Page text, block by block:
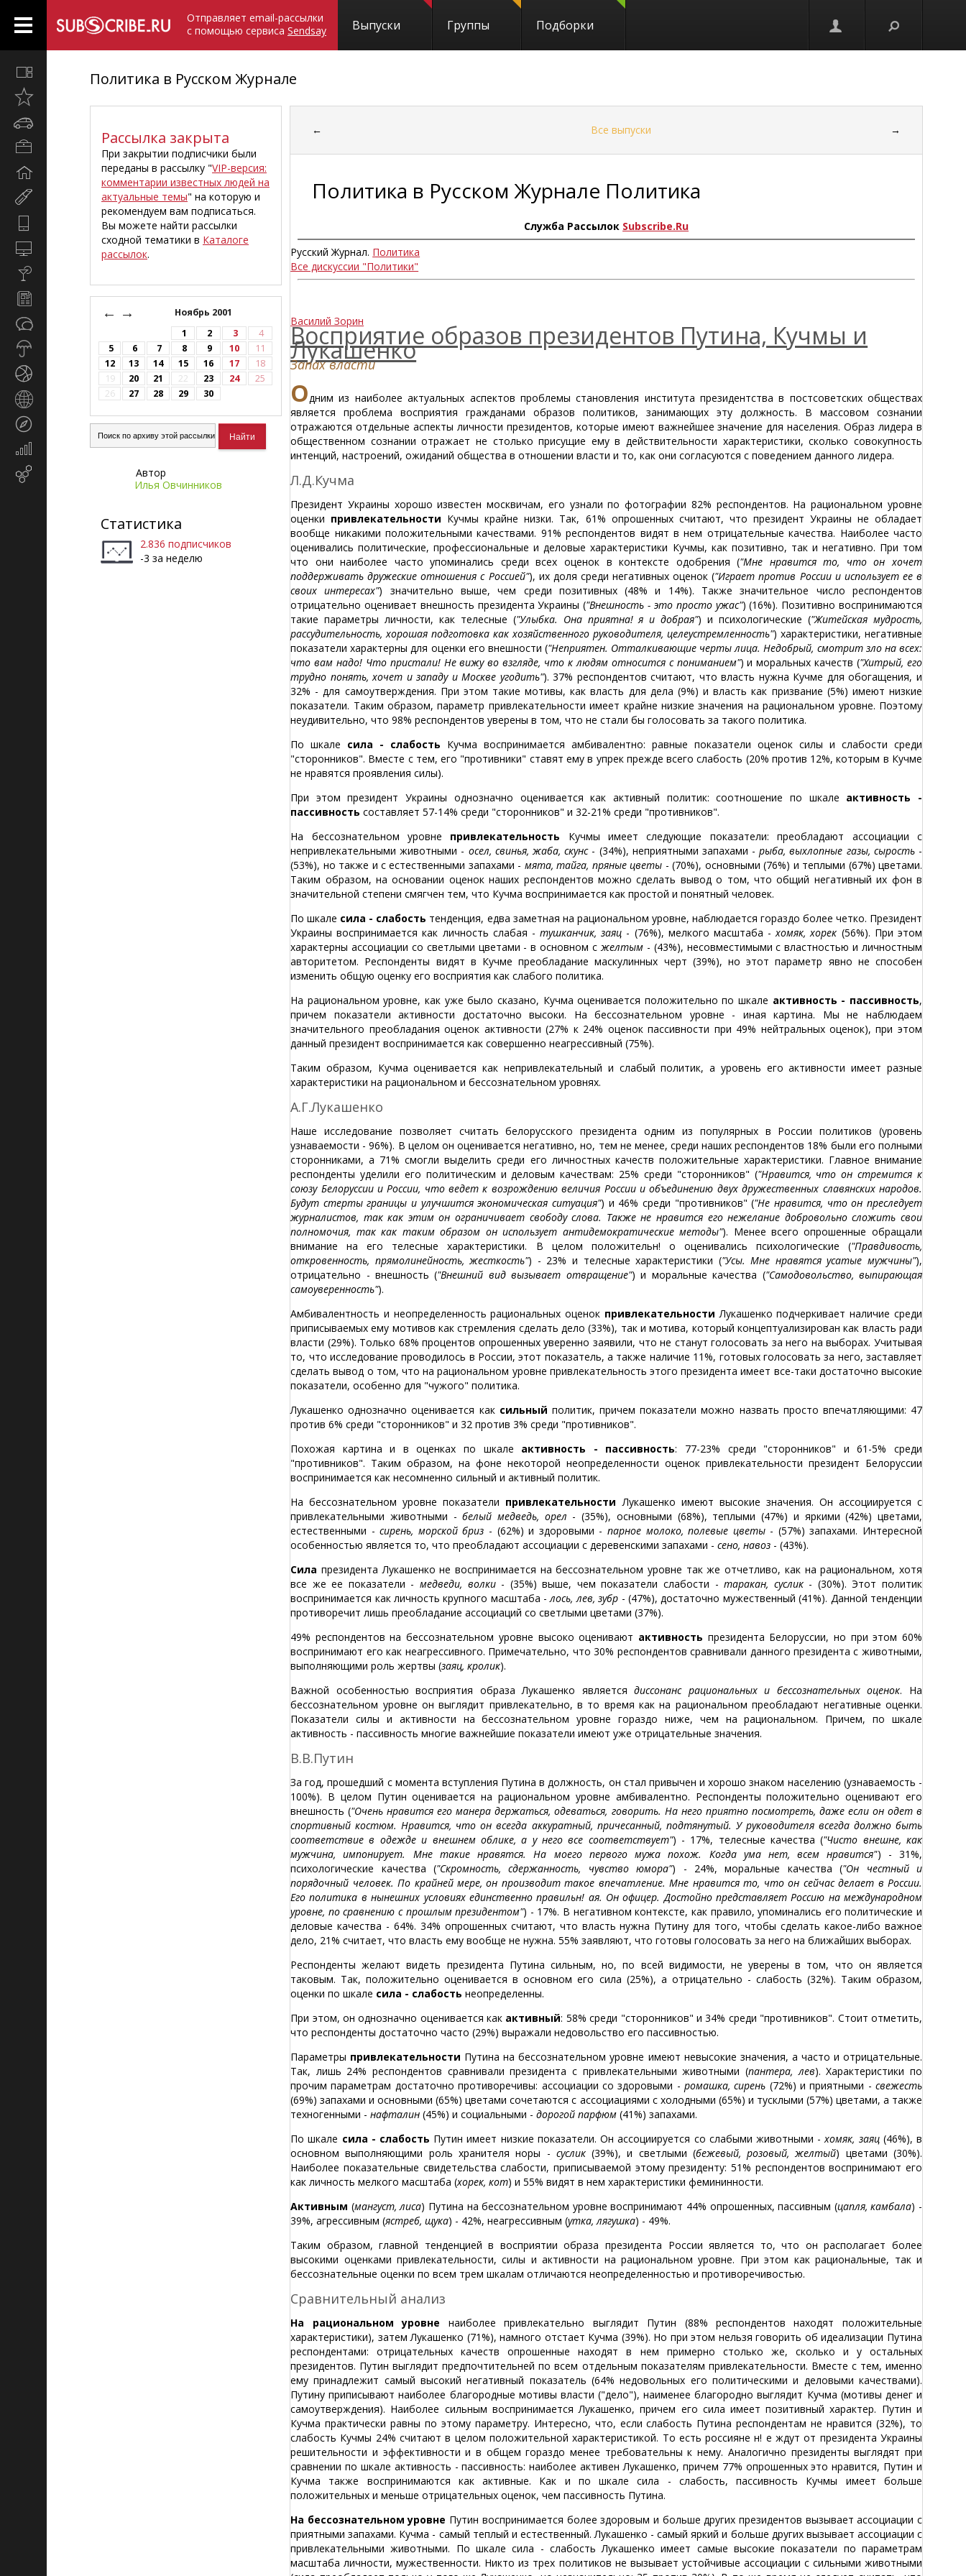
Отправляет email-рассылки
с помощью сервиса Sendsay Выпуски Группы Подборки
недавно
Компьютеры
Новости
регионы
Экономика
Политика в Русском Журнале
Рассылка закрыта
При закрытии подписчики были
переданы в рассылку "VIP-версия:
комментарии известных людей на
актуальные темы" на которую и
рекомендуем вам подписаться.
Вы можете найти рассылки
сходной тематики в Каталоге
рассылок.
← Ноябрь 2001
→
1 2 3
4
5
6 7 8 9 10
11
12
13 14 15 16 17
18
19
20 21 22 23 24
25
26
27 28 29 30
Автор
Илья Овчинников
Статистика
2.836 подписчиков
-3 за неделю
← Все выпуски →
Политика в Русском Журнале Политика
Служба Рассылок Subscribe.Ru
Русский Журнал. Политика
Все дискуссии "Политики"
Василий Зорин
Восприятие образов президентов Путина, Кучмы и
Лукашенко
Запах власти
Одним из наиболее актуальных аспектов проблемы становления института президентства в постсоветских обществах
является проблема восприятия гражданами образов политиков, занимающих эту должность. В массовом сознании
отражаются отдельные аспекты личности президентов, которые имеют важнейшее значение для населения. Образ лидера в
общественном сознании отражает не столько присущие ему в действительности характеристики, сколько совокупность
интенций, настроений, ожиданий общества в отношении власти и то, как они согласуются с поведением данного лидера.
Л.Д.Кучма
Президент Украины хорошо известен москвичам, его узнали по фотографии 82% респондентов. На рациональном уровне
оценки привлекательности Кучмы крайне низки. Так, 61% опрошенных считают, что президент Украины не обладает
вообще никакими положительными качествами. 91% респондентов видят в нем отрицательные качества. Наиболее часто
оценивались политические, профессиональные и деловые характеристики Кучмы, как позитивно, так и негативно. При том
что они наиболее часто упоминались среди всех оценок в контексте одобрения ("Мне нравится то, что он хочет
поддерживать дружеские отношения с Россией"), их доля среди негативных оценок ("Играет против России и использует ее в
своих интересах") значительно выше, чем среди позитивных (48% и 14%). Также значительное число респондентов
отрицательно оценивает внешность президента Украины ("Внешность - это просто ужас") (16%). Позитивно воспринимаются
такие параметры личности, как телесные ("Улыбка. Она приятна! я и добрая") и психологические ("Житейская мудрость,
рассудительность, хорошая подготовка как хозяйственного руководителя, целеустремленность") характеристики, негативные
показатели характерны для оценки его внешности ("Неприятен. Отталкивающие черты лица. Недобрый, смотрит зло на всех:
что вам надо! Что пристали! Не вижу во взгляде, что к людям относится с пониманием") и моральных качеств ("Хитрый, его
трудно понять, хочет и западу и Москве угодить"). 37% респондентов считают, что власть нужна Кучме для обогащения, и
32% - для самоутверждения. При этом такие мотивы, как власть для дела (9%) и власть как призвание (5%) имеют низкие
показатели. Таким образом, параметр привлекательности имеет крайне низкие значения на рациональном уровне. Поэтому
неудивительно, что 98% респондентов уверены в том, что не стали бы голосовать за такого политика.
По шкале сила - слабость Кучма воспринимается амбивалентно: равные показатели оценок силы и слабости среди
"сторонников". Вместе с тем, его "противники" ставят ему в упрек прежде всего слабость (20% против 12%, которым в Кучме
не нравятся проявления силы).
При этом президент Украины однозначно оценивается как активный политик: соотношение по шкале активность -
пассивность составляет 57-14% среди "сторонников" и 32-21% среди "противников".
На бессознательном уровне привлекательность Кучмы имеет следующие показатели: преобладают ассоциации с
непривлекательными животными - осел, свинья, жаба, скунс- (34%), неприятными запахами -рыба, выхлопные газы, сырость-
(53%), но также и с естественными запахами - мята, тайга, пряные цветы - (70%), основными (76%) и теплыми (67%) цветами.
Таким образом, на основании оценок наших респондентов можно сделать вывод о том, что общий негативный их фон в
значительной степени смягчен тем, что Кучма воспринимается как простой и понятный человек.
По шкале сила - слабость тенденция, едва заметная на рациональном уровне, наблюдается гораздо более четко. Президент
Украины воспринимается как личность слабая -тушканчик, заяц - (76%), мелкого масштаба -хомяк, хорек (56%). При этом
характерны ассоциации со светлыми цветами - в основном сжелтым- (43%), несовместимыми с властностью и личностным
авторитетом. Респонденты видят в Кучме преобладание маскулинных черт (39%), но этот параметр явно не способен
изменить общую оценку его восприятия как слабого политика.
На рациональном уровне, как уже было сказано, Кучма оценивается положительно по шкале активность - пассивность,
причем показатели активности достаточно высоки. На бессознательном уровне - иная картина. Мы не наблюдаем
значительного преобладания оценок активности (27% к 24% оценок пассивности при 49% нейтральных оценок), при этом
данный президент воспринимается как совершенно неагрессивный (75%).
Таким образом, Кучма оценивается как непривлекательный и слабый политик, а уровень его активности имеет разные
характеристики на рациональном и бессознательном уровнях.
А.Г.Лукашенко
Наше исследование позволяет считать белорусского президента одним из популярных в России политиков (уровень
узнаваемости - 96%). В целом он оценивается негативно, но, тем не менее, среди наших респондентов 18% были его полными
сторонниками, а 71% смогли выделить среди его личностных качеств положительные характеристики. Главное внимание
респонденты уделили его политическим и деловым качествам: 25% среди "сторонников" ("Нравится, что он стремится к
союзу Белоруссии и России, что ведет к возрождению величия России и объединению двух дружественных славянских народов.
Будут стерты границы и улучшится экономическая ситуация") и 46% среди "противников" ("Не нравится, что он преследует
журналистов, так как этим он ограничивает свободу слова. Также не нравится его нежелание добровольно сложить свои
полномочия, так как таким образом он использует антидемократические методы"). Менее всего опрошенные обращали
внимание на его телесные характеристики. В целом положительн! о оценивались психологические ("Правдивость,
откровенность, прямолинейность, жесткость") - 23% и телесные характеристики ("Усы. Мне нравятся усатые мужчины"),
отрицательно - внешность ("Внешний вид вызывает отвращение") и моральные качества ("Самодовольство, выпирающая
самоуверенность").
Амбивалентность и неопределенность рациональных оценок привлекательности Лукашенко подчеркивает наличие среди
приписываемых ему мотивов как стремления сделать дело (33%), так и мотива, который концептуализирован как власть ради
власти (29%). Только 68% процентов опрошенных уверенно заявили, что не станут голосовать за него на выборах. Учитывая
то, что исследование проводилось в России, этот показатель, а также наличие 11%, готовых голосовать за него, заставляет
сделать вывод о том, что на рациональном уровне привлекательность этого президента имеет все-таки достаточно высокие
показатели, особенно для "чужого" политика.
Лукашенко однозначно оценивается как сильный политик, причем показатели можно назвать просто впечатляющими: 47
против 6% среди "сторонников" и 32 против 3% среди "противников".
Похожая картина и в оценках по шкале активность - пассивность: 77-23% среди "сторонников" и 61-5% среди
"противников". Таким образом, на фоне некоторой неопределенности оценок привлекательности президент Белоруссии
воспринимается как несомненно сильный и активный политик.
На бессознательном уровне показатели привлекательности Лукашенко имеют высокие значения. Он ассоциируется с
привлекательными животными -белый медведь, орел - (35%), основными (68%), теплыми (47%) и яркими (42%) цветами,
естественными -сирень, морской бриз - (62%) и здоровыми - парное молоко, полевые цветы- (57%) запахами. Интересной
особенностью является то, что преобладают ассоциации с деревенскими запахами -сено, навоз - (43%).
Сила президента Лукашенко не воспринимается на бессознательном уровне так же отчетливо, как на рациональном, хотя
все же ее показатели - медведи, волки- (35%) выше, чем показатели слабости -таракан, суслик- (30%). Этот политик
воспринимается как личность крупного масштаба -лось, лев, зубр - (47%), достаточно мужественный (41%). Данной тенденции
противоречит лишь преобладание ассоциаций со светлыми цветами (37%).
49% респондентов на бессознательном уровне высоко оценивают активность президента Белоруссии, но при этом 60%
воспринимают его как неагрессивного. Примечательно, что 30% респондентов сравнивали данного президента с животными,
выполняющими роль жертвы (заяц, кролик).
Важной особенностью восприятия образа Лукашенко являетсядиссонанс рациональных и бессознательных оценок. На
бессознательном уровне он выглядит привлекательно, в то время как на рациональном преобладают негативные оценки.
Показатели силы и активности на бессознательном уровне гораздо ниже, чем на рациональном. Причем, по шкале
активность - пассивность многие важнейшие показатели имеют уже отрицательные значения.
В.В.Путин
За год, прошедший с момента вступления Путина в должность, он стал привычен и хорошо знаком населению (узнаваемость -
100%). В целом Путин оценивается на рациональном уровне амбивалентно. Респонденты положительно оценивают его
внешность ("Очень нравится его манера держаться, одеваться, говорить. На него приятно посмотреть, даже если он одет в
спортивный костюм. Нравится, что он всегда аккуратный, причесанный, подтянутый. У руководителя всегда должно быть
соответствие в одежде и внешнем облике, а у него все соответствует") - 17%, телесные качества ("Чисто внешне, как
мужчина, импонирует. Мне такие нравятся. На моего первого мужа похож. Когда ума нет, всем нравится") - 31%,
психологические качества ("Скромность, сдержанность, чувство юмора") - 24%, моральные качества ("Он честный и
порядочный человек. По крайней мере, он производит такое впечатление. Мне нравится то, что он сейчас делает в России.
Его политика в нынешних условиях единственно правильн! ая. Он офицер. Достойно представляет Россию на международном
уровне, по сравнению с прошлым президентом") - 17%. В негативном контексте, как правило, упоминались его политические и
деловые качества - 64%. 34% опрошенных считают, что власть нужна Путину для того, чтобы сделать какое-либо важное
дело, 21% считает, что власть ему вообще не нужна. 55% заявляют, что готовы голосовать за него на ближайших выборах.
Респонденты желают видеть президента Путина сильным, но, по всей видимости, не уверены в том, что он является
таковым. Так, положительно оценивается в основном его сила (25%), а отрицательно - слабость (32%). Таким образом,
оценки по шкале сила - слабость неопределенны.
При этом, он однозначно оценивается как активный: 58% среди "сторонников" и 34% среди "противников". Стоит отметить,
что респонденты достаточно часто (29%) выражали недовольство его пассивностью.
Параметры привлекательности Путина на бессознательном уровне имеют невысокие значения, а часто и отрицательные.
Так, лишь 24% респондентов сравнивали президента с привлекательными животными (пантера, лев). Характеристики по
прочим параметрам достаточно противоречивы: ассоциации со здоровыми - ромашка, сирень (72%) и приятными - свежесть
(69%) запахами и основными (65%) цветами сочетаются с ассоциациями с холодными (65%) и тусклыми (57%) цветами, а также
техногенными -нафталин (45%) и социальными -дорогой парфюм (41%) запахами.
По шкале сила - слабость Путин имеет низкие показатели. Он ассоциируется со слабыми животными -хомяк, заяц(46%), в
основном выполняющими роль хранителя норы - суслик(39%), и светлыми (бежевый, розовый, желтый) цветами (30%).
Наиболее показательные свидетельства слабости, приписываемой этому президенту: 51% респондентов воспринимают его
как личность мелкого масштаба (хорек, кот) и 55% видят в нем характеристики фемининности.
Активным (мангуст, лиса) Путина на бессознательном уровне воспринимают 44% опрошенных, пассивным (цапля, камбала) -
39%, агрессивным (ястреб, щука) - 42%, неагрессивным (утка, лягушка) - 49%.
Таким образом, главной тенденцией в восприятии образа президента России является то, что он располагает более
высокими оценками привлекательности, силы и активности на рациональном уровне. При этом как рациональные, так и
бессознательные оценки по всем трем шкалам отличаются неопределенностью и противоречивостью.
Сравнительный анализ
На рациональном уровне наиболее привлекательно выглядит Путин (88% респондентов находят положительные
характеристики), затем Лукашенко (71%), намного отстает Кучма (39%). Но при этом нельзя говорить об идеализации Путина
респондентами: отрицательных качеств опрошенные находят в нем примерно столько же, сколько и у остальных
президентов. Путин выглядит предпочтительней по всем отдельным показателям привлекательности. Вместе с тем, именно
ему принадлежит самый высокий негативный показатель (64% недовольных его политическими и деловыми качествами).
Путину приписывают наиболее благородные мотивы власти ("дело"), наименее благородно выглядит Кучма (мотивы денег и
самоутверждения). Наиболее сильным воспринимается Лукашенко, причем его сила имеет позитивный характер. Путин и
Кучма практически равны по этому параметру. Интересно, что, если слабость Путина респондентам не нравится (32%), то
слабость Кучмы 24% считают в целом положительной характеристикой. То есть россияне н! е ждут от президента Украины
решительности и эффективности и в общем гораздо менее требовательны к нему. Аналогично президенты выглядят при
сравнении по шкале активность - пассивность: наиболее активен Лукашенко, причем 77% опрошенных это нравится, Путин и
Кучма также воспринимаются как активные. Как и по шкале сила - слабость, пассивность Кучмы имеет больше
положительных и меньше отрицательных оценок, чем пассивность Путина.
На бессознательном уровне Путин воспринимается более здоровым и больше других президентов вызывает ассоциации с
приятными запахами. Кучма - самый теплый и естественный. Лукашенко - самый яркий и больше других вызывает ассоциации с
привлекательными животными. По шкале сила - слабость Лукашенко имеет самые высокие показатели по параметрам
масштаба личности, мужественности. Никто из трех политиков не вызывает устойчивые ассоциации с сильными животными